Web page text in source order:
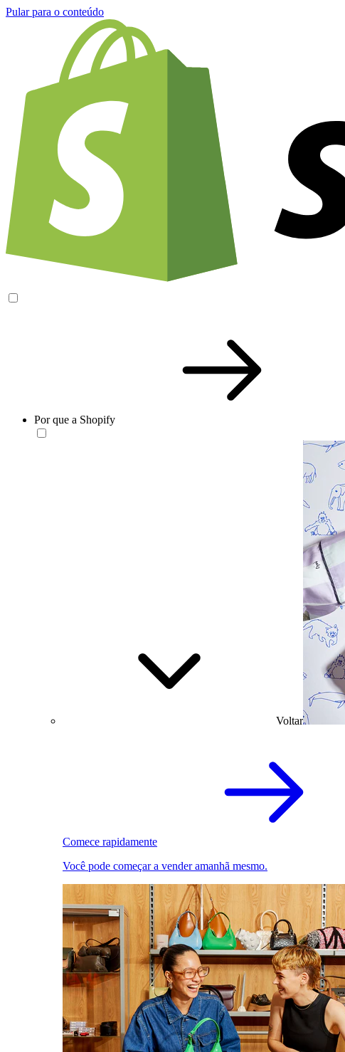
Pular para o conteúdo
Por que a Shopify
Voltar
Comece rapidamente
Você pode começar a vender amanhã mesmo.